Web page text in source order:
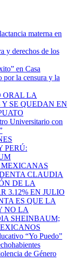
materna en
y derechos de los
en Casa
por la censura y la
ORAL LA
SE QUEDAN EN
Universitario con
PERÚ:
CLAUDIA
DE LA
3.12% EN JULIO
ES QUE LA
NO LA
SHEINBAUM;
“Yo Puedo”
de Género